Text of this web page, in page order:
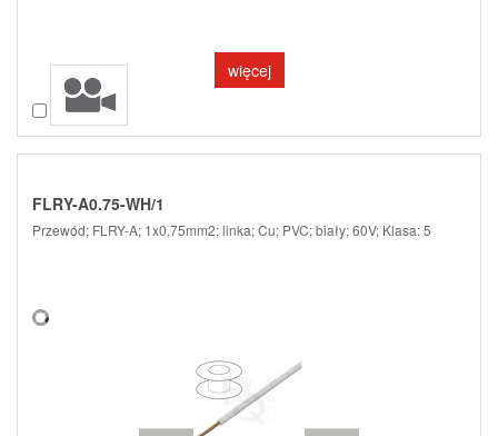
więcej
Porównaj
FLRY-A0.75-WH/1
Przewód; FLRY-A; 1x0,75mm2; linka; Cu; PVC; biały; 60V; Klasa: 5